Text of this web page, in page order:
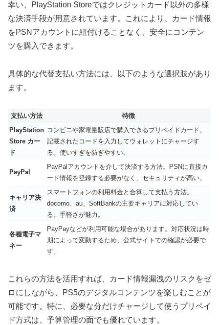
幸い、PlayStation Storeではクレジットカード以外の多様
な決済手段が用意されています。これにより、カード情報
をPSNアカウントに紐付けることなく、安全にコンテン
ツを購入できます。
具体的な代替支払い方法には、以下のような選択肢があり
ます。
支払い方法
特徴
PlayStation
Store カー
ド
コンビニや家電量販店で購入できるプリペイドカード。
記載されたコードを入力してウォレットにチャージす
る。使いすぎを防ぎやすい。
PayPal
PayPalアカウントを介して決済する方法。PSNに直接カ
ード情報を登録する必要がなく、セキュリティが高い。
キャリア決
済
スマートフォンの利用料金と合算して支払う方法。
docomo、au、SoftBankの主要キャリアに対応してい
る。手軽さが魅力。
各種電子マ
ネー
PayPayなどが利用可能な場合があります。対応状況は時
期によって変動するため、公式サイトでの確認が必要で
す。
これらの方法を活用すれば、
カード情報漏洩のリスクをゼ
ロにしながら、PS5のデジタルコンテンツを楽しむことが
可能です。特に、必要な分だけチャージして使うプリペイ
ド方式は、予算管理の面でも優れています。